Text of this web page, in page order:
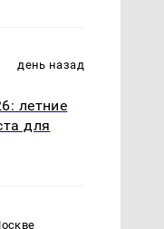
день назад
летние
для